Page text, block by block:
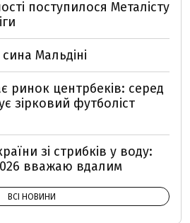
поступилося Металісту
Мальдіні
ринок центрбеків: серед
зірковий футболіст
зі стрибків у воду:
вважаю вдалим
ВСІ НОВИНИ